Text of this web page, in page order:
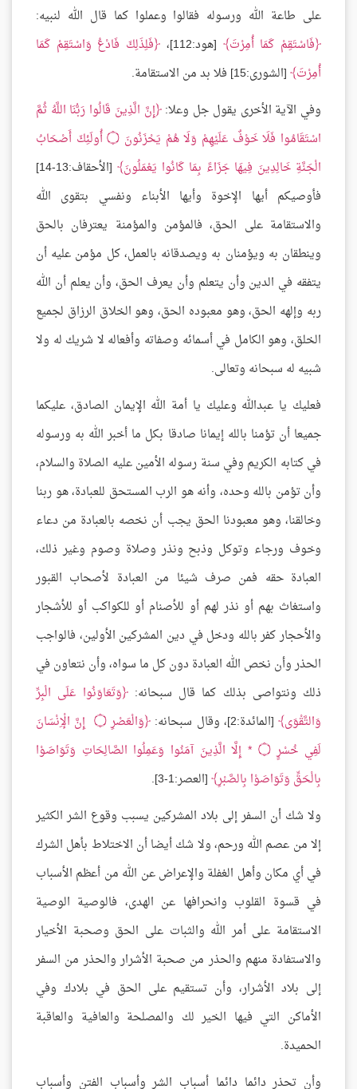
على طاعة الله ورسوله فقالوا وعملوا كما قال الله لنبيه:
فَاسْتَقِمْ كَمَا أُمِرْتَ
[هود:112]،
فَلِذَلِكَ فَادْعُ وَاسْتَقِمْ كَمَا
أُمِرْتَ [الشورى:15] فلا بد من الاستقامة.
وفي الآية الأخرى يقول جل وعلا: إِنَّ الَّذِينَ قَالُوا رَبُّنَا اللَّهُ ثُمَّ
اسْتَقَامُوا فَلَا خَوْفٌ عَلَيْهِمْ وَلَا هُمْ يَحْزَنُونَ ۝ أُولَئِكَ أَصْحَابُ
الْجَنَّةِ خَالِدِينَ فِيهَا جَزَاءً بِمَا كَانُوا يَعْمَلُونَ
[الأحقاف:13-14]
فأوصيكم أيها الإخوة وأيها الأبناء ونفسي بتقوى الله
والاستقامة على الحق، فالمؤمن والمؤمنة يعترفان بالحق
وينطقان به ويؤمنان به ويصدقانه بالعمل، كل مؤمن عليه أن
يتفقه في الدين وأن يتعلم وأن يعرف الحق، وأن يعلم أن الله
ربه وإلهه الحق، وهو معبوده الحق، وهو الخلاق الرزاق لجميع
الخلق، وهو الكامل في أسمائه وصفاته وأفعاله لا شريك له ولا
شبيه له سبحانه وتعالى.
فعليك يا عبدالله وعليك يا أمة الله الإيمان الصادق، عليكما
جميعا أن تؤمنا بالله إيمانا صادقا بكل ما أخبر الله به ورسوله
في كتابه الكريم وفي سنة رسوله الأمين عليه الصلاة والسلام،
وأن تؤمن بالله وحده، وأنه هو الرب المستحق للعبادة، هو ربنا
وخالقنا، وهو معبودنا الحق يجب أن نخصه بالعبادة من دعاء
وخوف ورجاء وتوكل وذبح ونذر وصلاة وصوم وغير ذلك،
العبادة حقه فمن صرف شيئا من العبادة لأصحاب القبور
واستغاث بهم أو نذر لهم أو للأصنام أو للكواكب أو للأشجار
والأحجار كفر بالله ودخل في دين المشركين الأولين، فالواجب
الحذر وأن نخص الله العبادة دون كل ما سواه، وأن نتعاون في
ذلك ونتواصى بذلك كما قال سبحانه: وَتَعَاوَنُوا عَلَى الْبِرِّ
وَالتَّقْوَى [المائدة:2]، وقال سبحانه: وَالْعَصْرِ۝ إِنَّ الْإِنْسَانَ
لَفِي خُسْرٍ۝ * إِلَّا الَّذِينَ آمَنُوا وَعَمِلُوا الصَّالِحَاتِ وَتَوَاصَوْا
بِالْحَقِّ وَتَوَاصَوْا بِالصَّبْرِ [العصر:1-3].
ولا شك أن السفر إلى بلاد المشركين يسبب وقوع الشر الكثير
إلا من عصم الله ورحم، ولا شك أيضا أن الاختلاط بأهل الشرك
في أي مكان وأهل الغفلة والإعراض عن الله من أعظم الأسباب
في قسوة القلوب وانحرافها عن الهدى، فالوصية الوصية
الاستقامة على أمر الله والثبات على الحق وصحبة الأخيار
والاستفادة منهم والحذر من صحبة الأشرار والحذر من السفر
إلى بلاد الأشرار، وأن تستقيم على الحق في بلادك وفي
الأماكن التي فيها الخير لك والمصلحة والعافية والعاقبة
الحميدة.
وأن تحذر دائما دائما أسباب الشر وأسباب الفتن وأسباب